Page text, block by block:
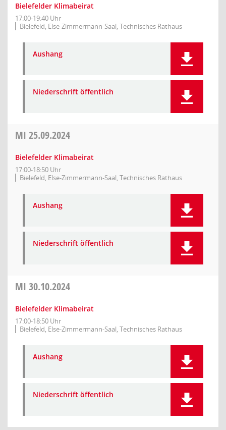
Bielefelder Klimabeirat
17:00-19:40 Uhr
Bielefeld, Else-Zimmermann-Saal, Technisches Rathaus
Aushang
Niederschrift öffentlich
MI 25.09.2024
Bielefelder Klimabeirat
17:00-18:50 Uhr
Bielefeld, Else-Zimmermann-Saal, Technisches Rathaus
Aushang
Niederschrift öffentlich
MI 30.10.2024
Bielefelder Klimabeirat
17:00-18:50 Uhr
Bielefeld, Else-Zimmermann-Saal, Technisches Rathaus
Aushang
Niederschrift öffentlich